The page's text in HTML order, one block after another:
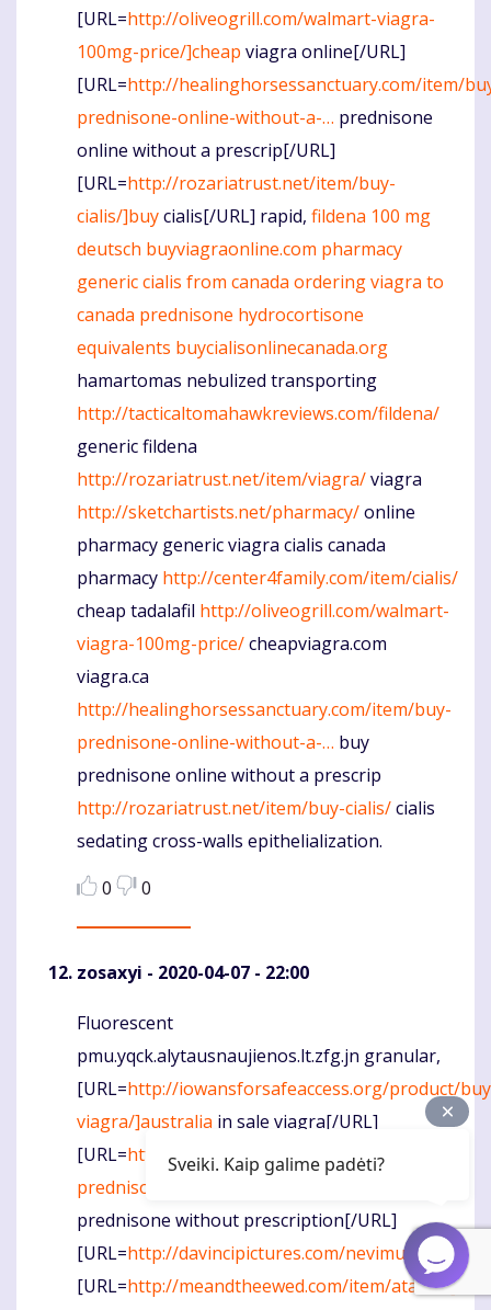
[URL=http://oliveogrill.com/walmart-viagra-
100mg-price/]cheap viagra online[/URL]
[URL=http://healinghorsessanctuary.com/item/
prednisone-online-without-a-… prednisone
online without a prescrip[/URL]
[URL=http://rozariatrust.net/item/buy-
cialis/]buycialis[/URL] rapid, fildena 100 mg
deutsch buyviagraonline.com pharmacy
generic cialis from canada ordering viagra to
canada prednisone hydrocortisone
equivalents buycialisonlinecanada.org
hamartomas nebulized transporting
http://tacticaltomahawkreviews.com/fildena/
generic fildena
http://rozariatrust.net/item/viagra/viagra
http://sketchartists.net/pharmacy/online
pharmacy generic viagra cialis canada
pharmacy http://center4family.com/item/cialis/
cheap tadalafil http://oliveogrill.com/walmart-
viagra-100mg-price/cheapviagra.com
viagra.ca
http://healinghorsessanctuary.com/item/buy-
prednisone-online-without-a-… buy
prednisone online without a prescrip
http://rozariatrust.net/item/buy-cialis/cialis
sedating cross-walls epithelialization.
0
0
zosaxyi - 2020-04-07 - 22:00
Komentaras
Fluorescent
pmu.yqck.alytausnaujienos.lt.zfg.jn granular,
[URL=http://iowansforsafeaccess.org/product/
viagra/]australia in sale viagra[/URL]
[URL=http://gasmaskedlestat.com/item/order-
prednisone-without-prescription/]…
prednisone without prescription[/URL]
[URL=http://davincipictures.com/nevimune/
[URL=http://meandtheewed.com/item/atarax/
Sveiki. Kaip galime padėti?